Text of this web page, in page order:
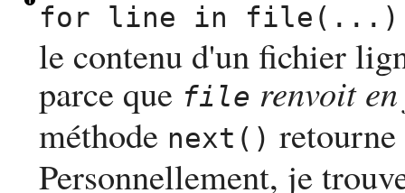
for line in file(...)
le contenu d'un fichier
parce que file renvoit
méthode next()
Personnellement, je